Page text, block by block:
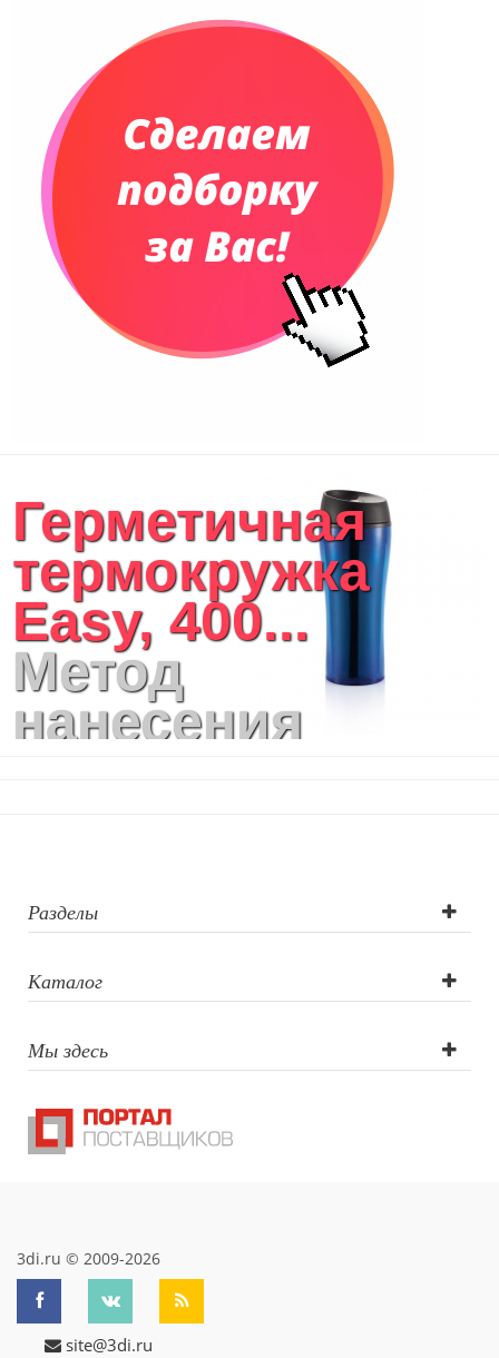
Герметичная
термокружка
Easy, 400...
Метод
нанесения
Разделы
Каталог
Мы здесь
3di.ru © 2009-2026
site@3di.ru